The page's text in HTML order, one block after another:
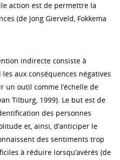
action est de permettre la
(de Jong Gierveld, Fokkema
indirecte consiste à
aux conséquences négatives
outil comme l’échelle de
Tilburg, 1999). Le but est de
des personnes
et, ainsi, d’anticiper le
des sentiments trop
à réduire lorsqu’avérés (de